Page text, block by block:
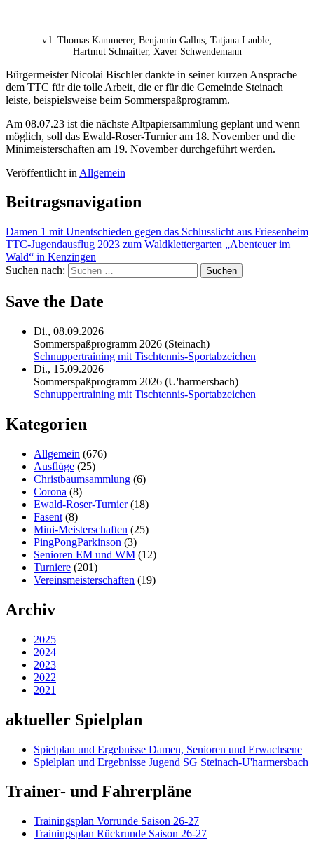
v.l. Thomas Kammerer, Benjamin Gallus, Tatjana Lauble,
Hartmut Schnaitter, Xaver Schwendemann
Bürgermeister Nicolai Bischler dankte in seiner kurzen Ansprache
dem TTC für die tolle Arbeit, die er für die Gemeinde Steinach
leiste, beispielsweise beim Sommerspaßprogramm.
Am 08.07.23 ist die nächste Altpapiersammlung geplant und wenn
möglich, soll das Ewald-Roser-Turnier am 18. November und die
Minimeisterschaften am 19. November durchgeführt werden.
Veröffentlicht in Allgemein
Beitragsnavigation
Damen 1 mit Unentschieden gegen das Schlusslicht aus Friesenheim
TTC-Jugendausflug 2023 zum Waldklettergarten „Abenteuer im
Wald“ in Kenzingen
Suchen nach:
Save the Date
Di., 08.09.2026
Sommerspaßprogramm 2026 (Steinach)
Schnuppertraining mit Tischtennis-Sportabzeichen
Di., 15.09.2026
Sommerspaßprogramm 2026 (U'harmersbach)
Schnuppertraining mit Tischtennis-Sportabzeichen
Kategorien
Allgemein (676)
Ausflüge (25)
Christbaumsammlung (6)
Corona (8)
Ewald-Roser-Turnier(18)
Fasent (8)
Mini-Meisterschaften (25)
PingPongParkinson (3)
Senioren EM und WM (12)
Turniere (201)
Vereinsmeisterschaften (19)
Archiv
2025
2024
2023
2022
2021
aktueller Spielplan
Spielplan und Ergebnisse Damen, Senioren und Erwachsene
Spielplan und Ergebnisse Jugend SG Steinach-U'harmersbach
Trainer- und Fahrerpläne
Trainingsplan Vorrunde Saison 26-27
Trainingsplan Rückrunde Saison 26-27